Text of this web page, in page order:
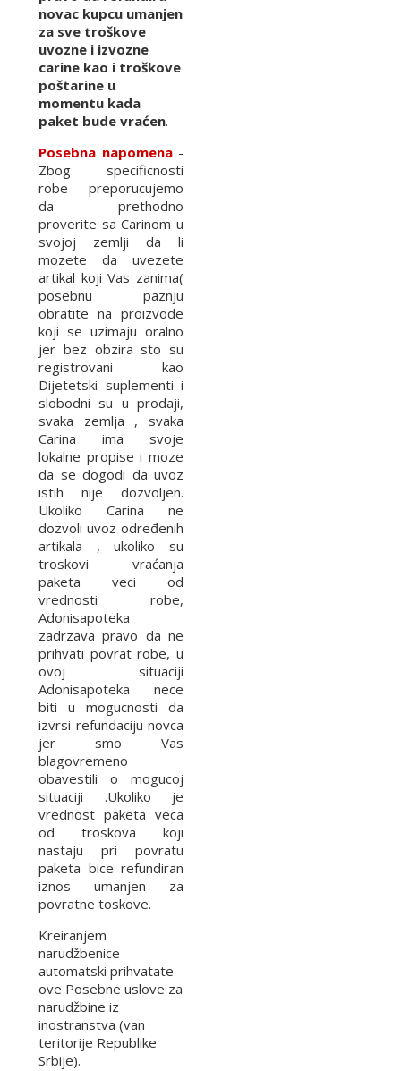
novac kupcu umanjen
za sve troškove
uvozne i izvozne
carine kao i troškove
poštarine u
momentu kada
paket bude vraćen.
Posebna napomena-
Zbog specificnosti
robe preporucujemo
da prethodno
proverite sa Carinom u
svojoj zemlji da li
mozete da uvezete
artikal koji Vas zanima(
posebnu paznju
obratite na proizvode
koji se uzimaju oralno
jer bez obzira sto su
registrovani kao
Dijetetski suplementi i
slobodni su u prodaji,
svaka zemlja , svaka
Carina ima svoje
lokalne propise i moze
da se dogodi da uvoz
istih nije dozvoljen.
Ukoliko Carina ne
dozvoli uvoz određenih
artikala , ukoliko su
troskovi vraćanja
paketa veci od
vrednosti robe,
Adonisapoteka
zadrzava pravo da ne
prihvati povrat robe, u
ovoj situaciji
Adonisapoteka nece
biti u mogucnosti da
izvrsi refundaciju novca
jer smo Vas
blagovremeno
obavestili o mogucoj
situaciji .Ukoliko je
vrednost paketa veca
od troskova koji
nastaju pri povratu
paketa bice refundiran
iznos umanjen za
povratne toskove.
Kreiranjem
narudžbenice
automatski prihvatate
ove Posebne uslove za
narudžbine iz
inostranstva (van
teritorije Republike
Srbije).